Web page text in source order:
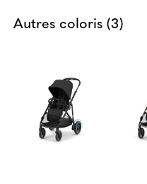
Autres coloris (3)